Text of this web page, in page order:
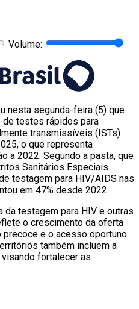
Volume:
nesta segunda-feira (5) que
testes rápidos para
transmissíveis (ISTs)
o que representa
a 2022. Segundo a pasta, que
Sanitários Especiais
testagem para HIV/AIDS nas
em 47% desde 2022.
da testagem para HIV e outras
o crescimento da oferta
e o acesso oportuno
também incluem a
fortalecer as